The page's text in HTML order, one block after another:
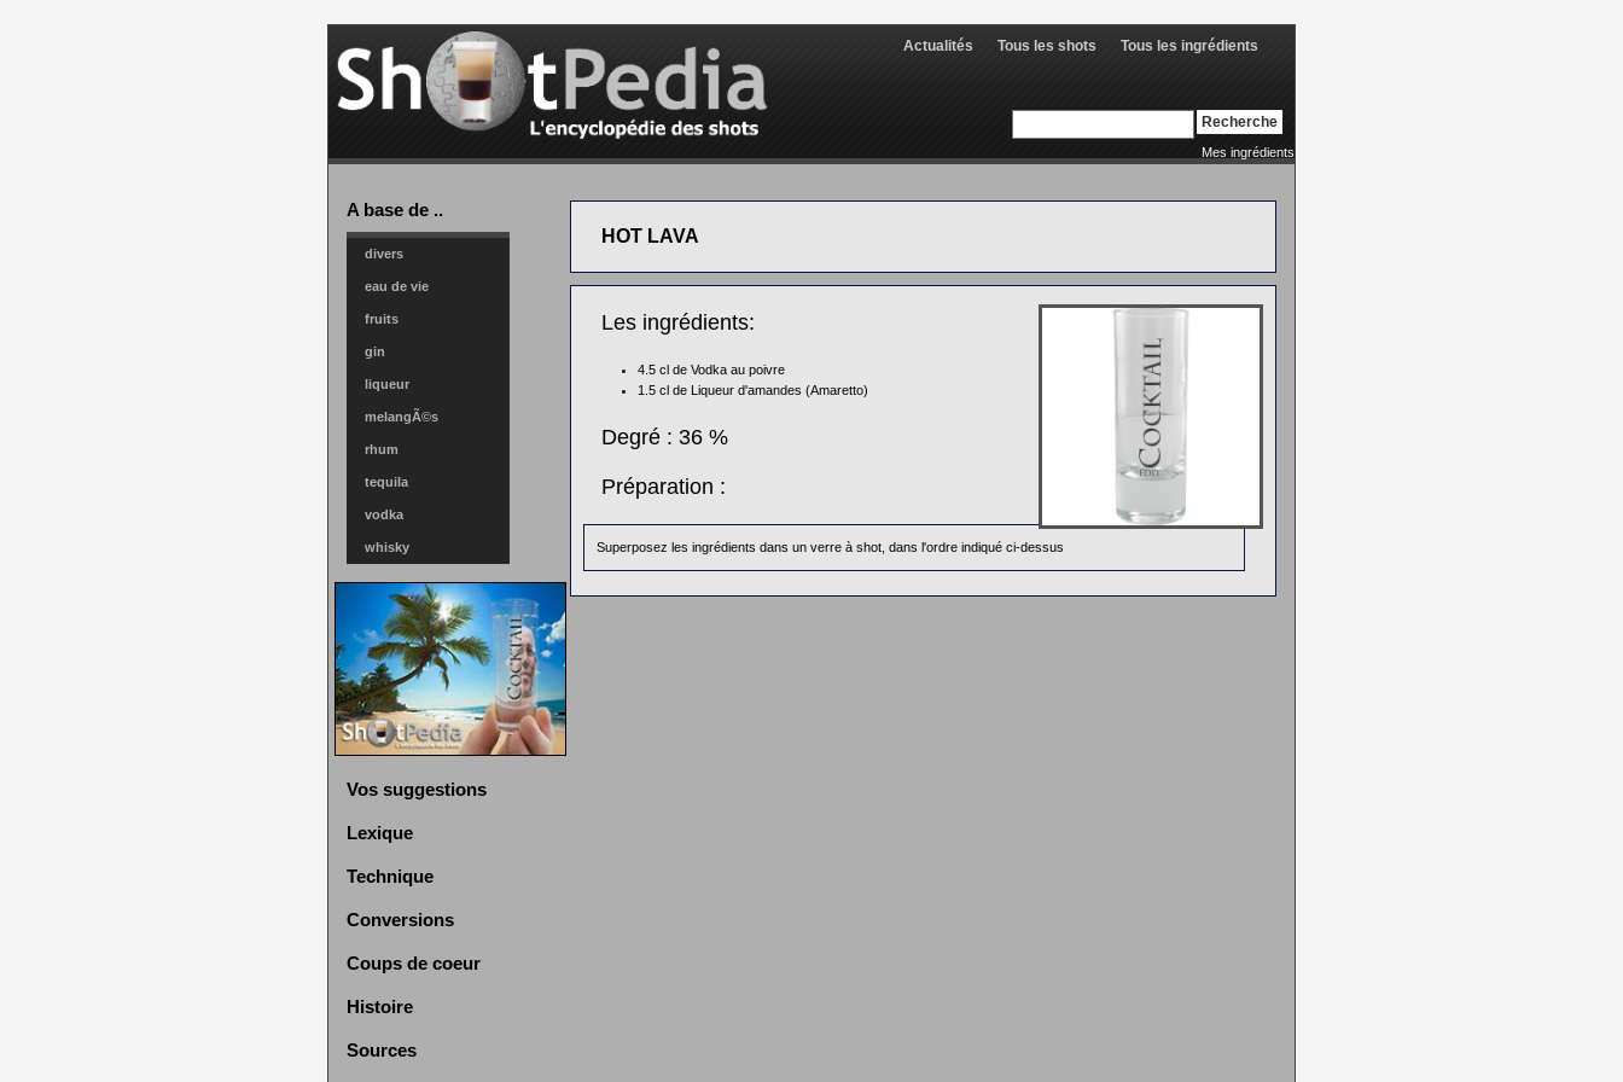
Actualités Tous les shots Tous les ingrédients
Mes ingrédients
A base de ..
divers
eau de vie
fruits
gin
liqueur
melangÃ©s
rhum
tequila
vodka
whisky
Vos suggestions
Lexique
Technique
Conversions
Coups de coeur
Histoire
Sources
HOT LAVA
Les ingrédients:
4.5 cl de Vodka au poivre
1.5 cl de Liqueur d'amandes (Amaretto)
Degré : 36 %
Préparation :
Superposez les ingrédients dans un verre à shot, dans l'ordre indiqué ci-dessus